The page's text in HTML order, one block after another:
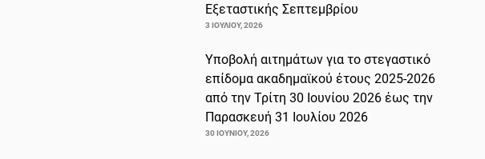
Εξεταστικής Σεπτεμβρίου
3 ΙΟΥΛΊΟΥ, 2026
Υποβολή αιτημάτων για το στεγαστικό
επίδομα ακαδημαϊκού έτους 2025-2026
από την Τρίτη 30 Ιουνίου 2026 έως την
Παρασκευή 31 Ιουλίου 2026
30 ΙΟΥΝΊΟΥ, 2026